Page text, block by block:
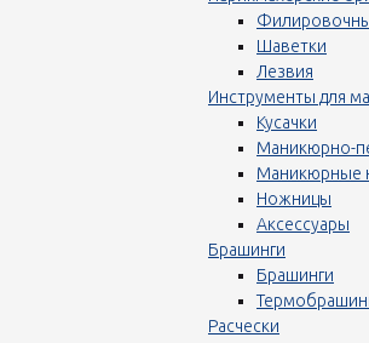
Шаветки
Лезвия
Инструменты для
Кусачки
Маникюрно-
Маникюрные
Ножницы
Аксессуары
Брашинги
Брашинги
Расчески